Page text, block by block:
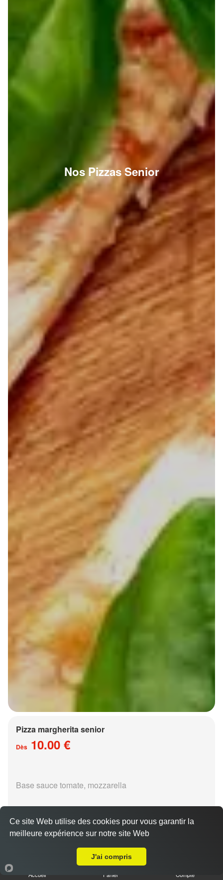
Nos Pizzas Senior
Pizza margherita senior
Dès 10.00 €
Base sauce tomate, mozzarella
15.00 €
Accueil Panier Compte
Ce site Web utilise des cookies pour vous garantir la
meilleure expérience sur notre site Web
J'ai compris